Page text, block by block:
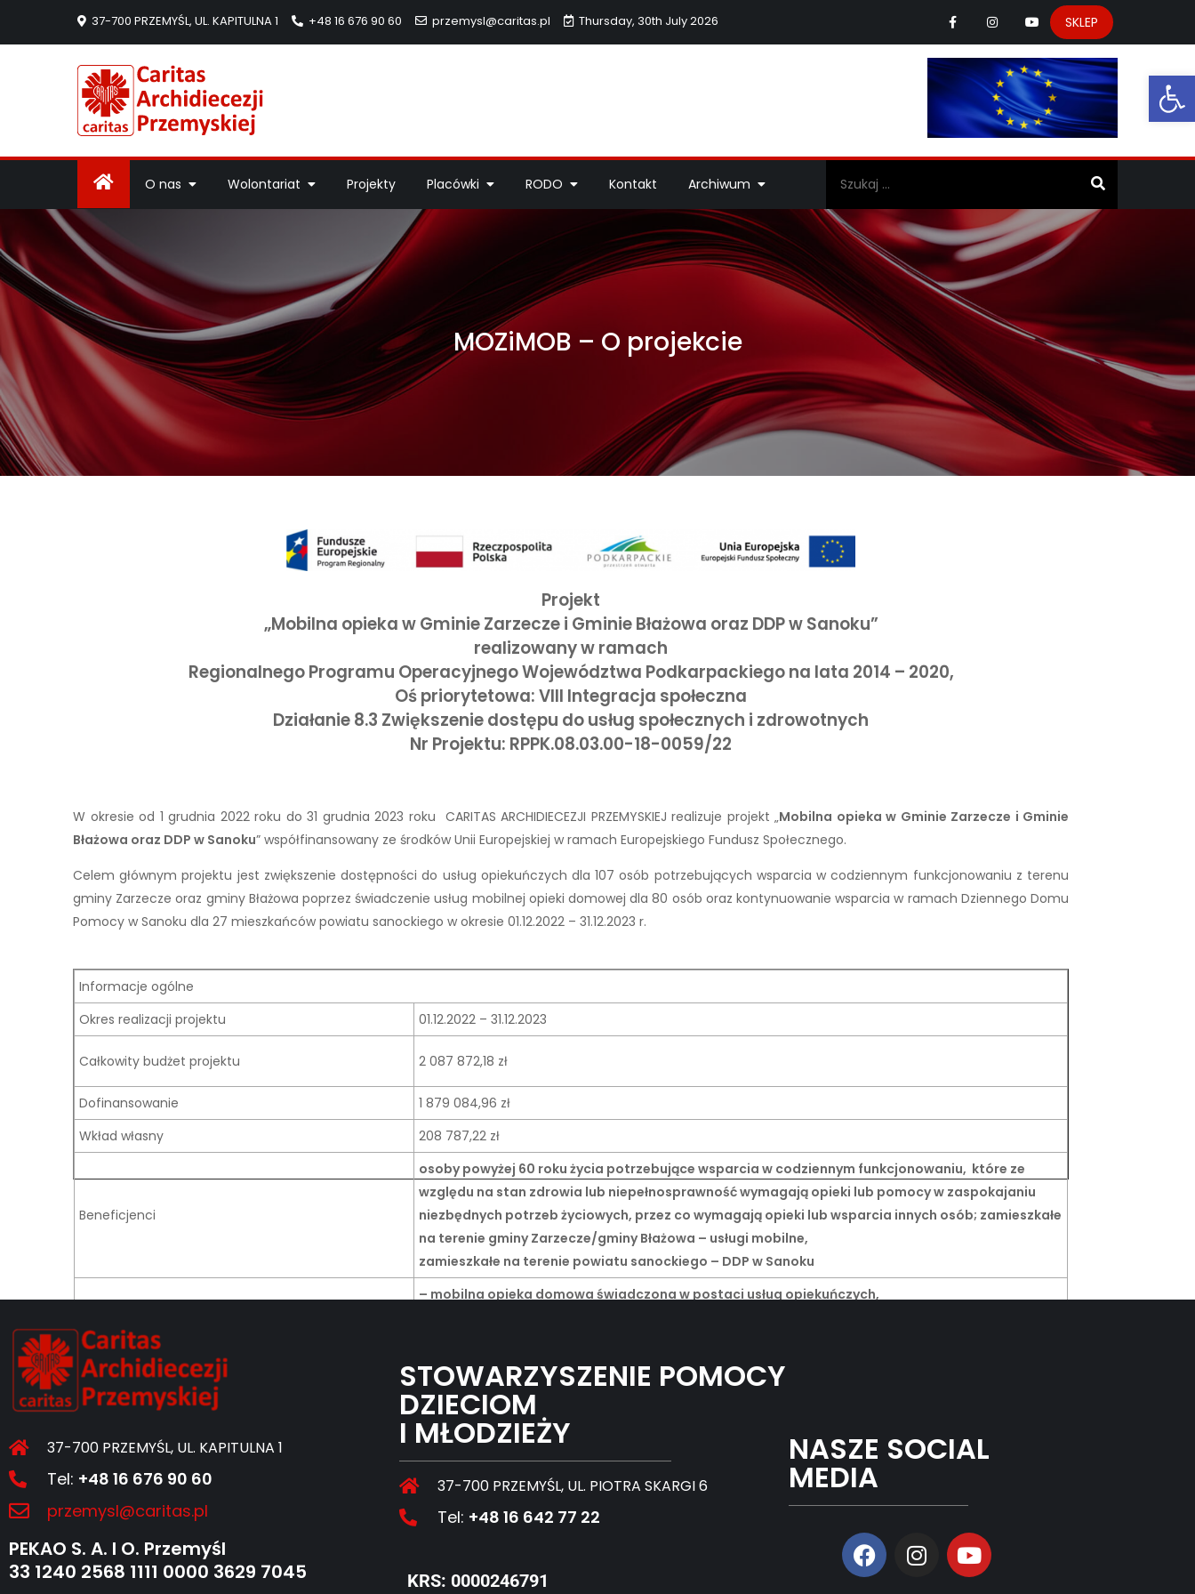
37-700 PRZEMYŚL, UL. KAPITULNA 1 +48 16 676 90 60 przemysl@caritas.pl Thursday, 30th July 2026 SKLEP
O nas Wolontariat Projekty Placówki RODO Kontakt Archiwum
MOZiMOB – O projekcie
Projekt
„Mobilna opieka w Gminie Zarzecze i Gminie Błażowa oraz DDP w Sanoku”
realizowany w ramach
Regionalnego Programu Operacyjnego Województwa Podkarpackiego na lata 2014 – 2020,
Oś priorytetowa: VIII Integracja społeczna
Działanie 8.3 Zwiększenie dostępu do usług społecznych i zdrowotnych
Nr Projektu: RPPK.08.03.00-18-0059/22
W okresie od 1 grudnia 2022 roku do 31 grudnia 2023 roku CARITAS ARCHIDIECEZJI PRZEMYSKIEJ realizuje projekt „Mobilna opieka w Gminie Zarzecze i Gminie
Błażowa oraz DDP w Sanoku” współfinansowany ze środków Unii Europejskiej w ramach Europejskiego Fundusz Społecznego.
Celem głównym projektu jest zwiększenie dostępności do usług opiekuńczych dla 107 osób potrzebujących wsparcia w codziennym funkcjonowaniu z terenu
gminy Zarzecze oraz gminy Błażowa poprzez świadczenie usług mobilnej opieki domowej dla 80 osób oraz kontynuowanie wsparcia w ramach Dziennego Domu
Pomocy w Sanoku dla 27 mieszkańców powiatu sanockiego w okresie 01.12.2022 – 31.12.2023 r.
Informacje ogólne
Okres realizacji projektu
01.12.2022 – 31.12.2023
Całkowity budżet projektu 2 087 872,18 zł
Dofinansowanie
1 879 084,96 zł
Wkład własny
208 787,22 zł
Beneficjenci
osoby powyżej 60 roku życia potrzebujące wsparcia w codziennym funkcjonowaniu, które ze
względu na stan zdrowia lub niepełnosprawność wymagają opieki lub pomocy w zaspokajaniu
niezbędnych potrzeb życiowych, przez co wymagają opieki lub wsparcia innych osób; zamieszkałe
na terenie gminy Zarzecze/gminy Błażowa – usługi mobilne,
zamieszkałe na terenie powiatu sanockiego – DDP w Sanoku
Formy wsparcia
– mobilna opieka domowa świadczona w postaci usług opiekuńczych,
37-700 PRZEMYŚL, UL. KAPITULNA 1
Tel: +48 16 676 90 60
przemysl@caritas.pl
PEKAO S. A. I O. Przemyśl
33 1240 2568 1111 0000 3629 7045
STOWARZYSZENIE POMOCY
DZIECIOM
I MŁODZIEŻY
37-700 PRZEMYŚL, UL. PIOTRA SKARGI 6
Tel: +48 16 642 77 22
KRS: 0000246791
NASZE SOCIAL
MEDIA